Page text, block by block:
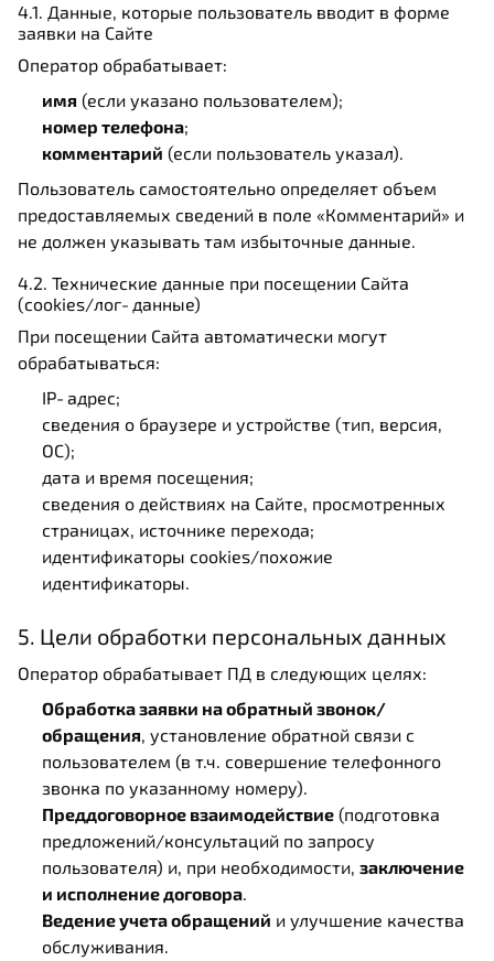
4.1. Данные, которые пользователь вводит в форме
заявки на Сайте
Оператор обрабатывает:
имя (если указано пользователем);
номер телефона;
комментарий (если пользователь указал).
Пользователь самостоятельно определяет объем
предоставляемых сведений в поле «Комментарий» и
не должен указывать там избыточные данные.
4.2. Технические данные при посещении Сайта
(cookies/лог‑данные)
При посещении Сайта автоматически могут
обрабатываться:
IP‑адрес;
сведения о браузере и устройстве (тип, версия,
ОС);
дата и время посещения;
сведения о действиях на Сайте, просмотренных
страницах, источнике перехода;
идентификаторы cookies/похожие
идентификаторы.
5. Цели обработки персональных данных
Оператор обрабатывает ПД в следующих целях:
Обработка заявки на обратный звонок/
обращения, установление обратной связи с
пользователем (в т.ч. совершение телефонного
звонка по указанному номеру).
Преддоговорное взаимодействие (подготовка
предложений/консультаций по запросу
пользователя) и, при необходимости, заключение
и исполнение договора.
Ведение учета обращений и улучшение качества
обслуживания.